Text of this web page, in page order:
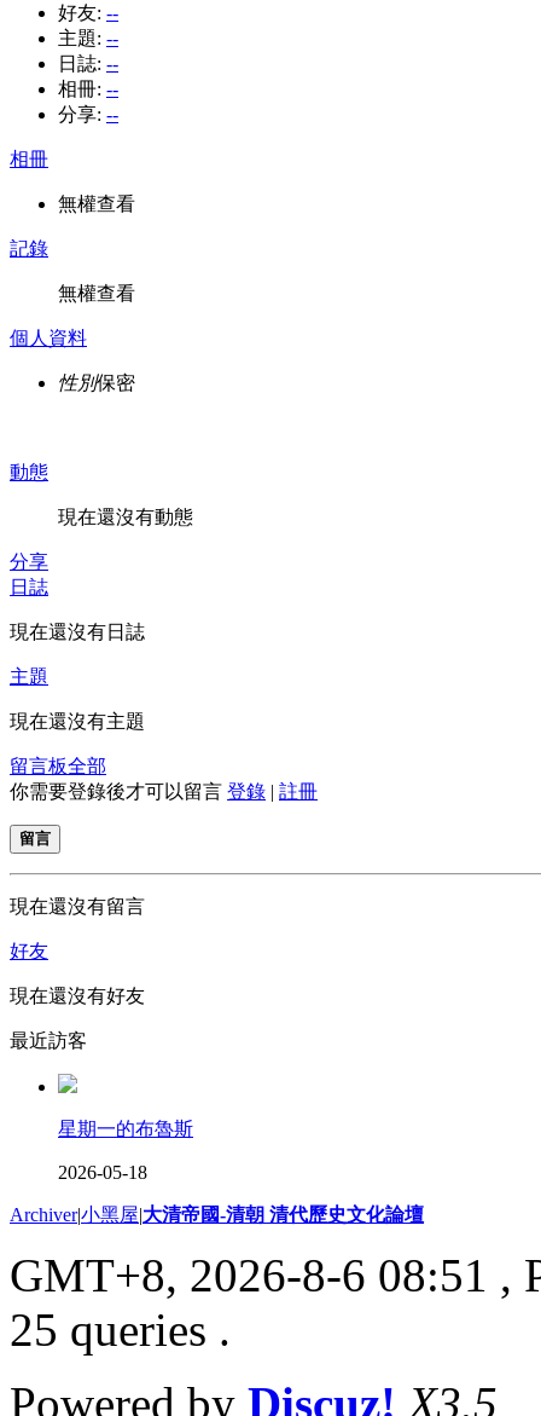
好友: --
主題: --
日誌: --
相冊: --
分享: --
相冊
無權查看
記錄
無權查看
個人資料
性別保密
動態
現在還沒有動態
分享
日誌
現在還沒有日誌
主題
現在還沒有主題
留言板全部
你需要登錄後才可以留言 登錄 | 註冊
留言
現在還沒有留言
好友
現在還沒有好友
最近訪客
星期一的布魯斯
2026-05-18
Archiver|小黑屋|大清帝國-清朝 清代歷史文化論壇
GMT+8, 2026-8-6 08:51 ,
25 queries .
Powered by Discuz! X3.5